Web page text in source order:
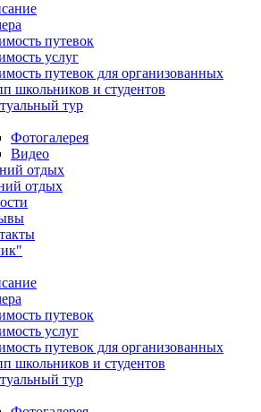
путевок
услуг
путевок для организованных
школьников и студентов
тур
Фотогалерея
Видео
отдых
отдых
путевок
услуг
путевок для организованных
школьников и студентов
тур